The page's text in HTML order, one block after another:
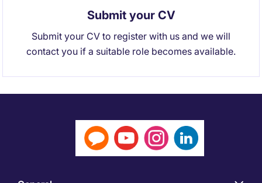
Submit your CV
Submit your CV to register with us and we will
contact you if a suitable role becomes available.